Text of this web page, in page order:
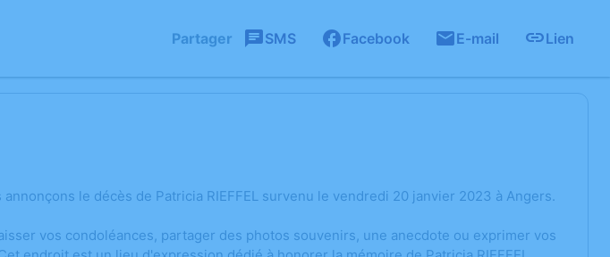
Partager SMS Facebook E-mail Lien
le décès de Patricia RIEFFEL survenu le vendredi 20 janvier 2023 à Angers.
vos condoléances, partager des photos souvenirs, une anecdote ou exprimer vos